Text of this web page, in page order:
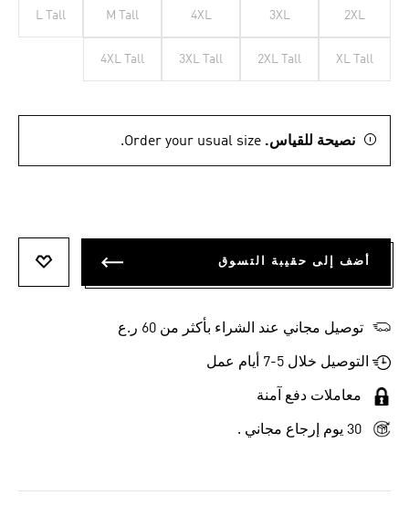
2XL
3XL
4XL
M Tall
L Tall
XL Tall
2XL Tall
3XL Tall
4XL Tall
نصيحة للقياس. Order your usual size.
أضف إلى حقيبة التسوق
توصيل مجاني عند الشراء بأكثر من 60 ر.ع
التوصيل خلال 5-7 أيام عمل
معاملات دفع آمنة